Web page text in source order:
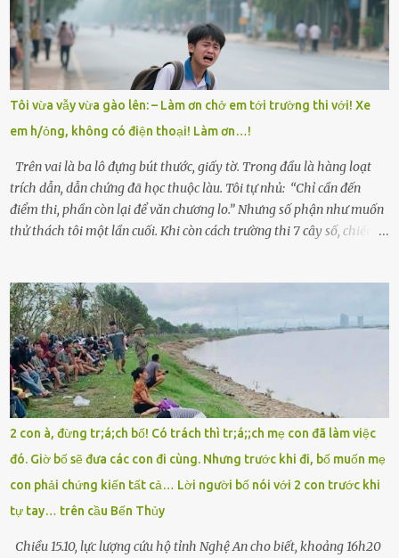
Trí là học sinh giỏi toàn huyện, học lớp 12 nhưng đã biết làm ruộng,
làm thuê, biết đi cày thuê từ 4h sáng rồi lại tất tả về đi học. Người
trong làng thương lắm, bảo: “Thằng Trí học giỏi mà hiền, sau này
nên ông này bà nọ đó!” Trí có ba cô em gái: Mai, Lan và Hương – ba
cái tên mẹ đặt lúc còn sống, mong tụi nhỏ sau này như hoa mai nở
giữa mùa đông. Nhưng hoa có đẹp mấy cũng cần đất màu, mà nhà
thì chỉ toàn đất sỏi đá và khốn khó. Năm đó, Trí đỗ Đại học Bách
Khoa Hà...
Tôi vừa vẫy vừa gào lên: – Làm ơn chở em tới trường thi với! Xe
em h/ỏng, không có điện thoại! Làm ơn…!
Trên vai là ba lô đựng bút thước, giấy tờ. Trong đầu là hàng loạt
trích dẫn, dẫn chứng đã học thuộc làu. Tôi tự nhủ: “Chỉ cần đến
điểm thi, phần còn lại để văn chương lo.” Nhưng số phận như muốn
thử thách tôi một lần cuối. Khi còn cách trường thi 7 cây số, chiếc xe
sực nhớ – điện thoại đang sạc, sáng nay quên mang theo! Giữa con
đường thưa thớt người qua lại, tôi hoảng loạn vẫy tay xin đi nhờ. –
Chú ơi, cháu đi thi, xe hỏng rồi! Làm ơn cho cháu đi nhờ với! – Cô ơi,
giúp cháu với, cháu không có điện thoại… Người thì lắc đầu. Người
thì tăng ga tránh xa như né một kẻ lừa đảo. Tôi gào lên giữa đường
như một kẻ mất trí. Vô ích. 6h10. Còn hơn 30 phút nữa. Trong đầu
tôi chỉ có một lựa chọn duy nhất: chạy. Tôi quăng xe vào vệ đường,
rút tờ giấy báo dự thi nhét túi áo, đeo ba lô và chạy . Chạy miết.
Chạy không ngừng. Qua ngã...
2 con à, đừng tr;á;ch bố! Có trách thì tr;á;;ch mẹ con đã làm việc
đó. Giờ bố sẽ đưa các con đi cùng. Nhưng trước khi đi, bố muốn mẹ
con phải chứng kiến tất cả… Lời người bố nói với 2 con trước khi
tự tay… trên cầu Bến Thủy
Chiều 15.10, lực lượng cứu hộ tỉnh Nghệ An cho biết, khoảng 16h20